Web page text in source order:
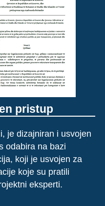
pristup
je dizajniran i usvojen
odabira na bazi
koji je usvojen za
koje su pratili
eksperti.